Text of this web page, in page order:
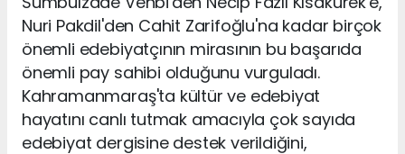
Nuri Pakdil'den Cahit Zarifoğlu'na kadar birçok
önemli edebiyatçının mirasının bu başarıda
önemli pay sahibi olduğunu vurguladı.
Kahramanmaraş'ta kültür ve edebiyat
hayatını canlı tutmak amacıyla çok sayıda
edebiyat dergisine destek verildiğini,